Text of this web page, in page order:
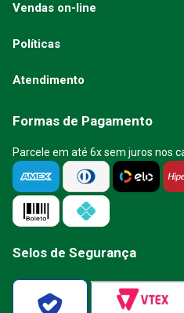
Vendas on-line
Políticas
Atendimento
Formas de Pagamento
Parcele em até 6x sem juros nos
Selos de Segurança